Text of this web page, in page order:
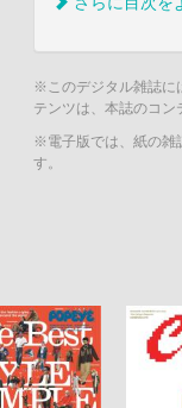
※このデジタル雑誌に
テンツは、本誌のコン
※電子版では、紙の雑
す。